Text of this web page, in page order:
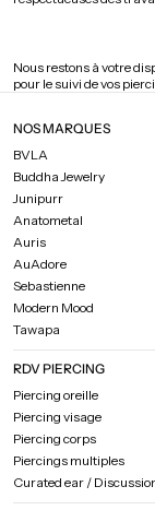
Nous restons à votre
pour le suivi de vos
NOS MARQUES
BVLA
Buddha Jewelry
Junipurr
Anatometal
Auris
AuAdore
Sebastienne
Modern Mood
Tawapa
RDV PIERCING
Piercing oreille
Piercing visage
Piercing corps
Piercings multiples
Curated ear /